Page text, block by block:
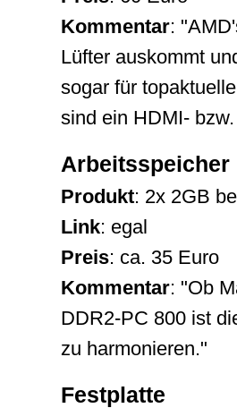
Kommentar:
Lüfter auskommt
sogar für
sind ein HDMI-
Arbeitsspeicher
Produkt: 2x 2GB
Link: egal
Preis: ca. 35 Euro
Kommentar: "Ob
DDR2-PC 800 ist
zu harmonieren."
Festplatte